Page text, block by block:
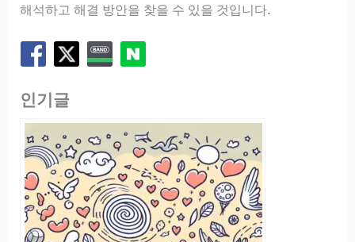
해석하고 해결 방안을 찾을 수 있을 것입니다.
인기글